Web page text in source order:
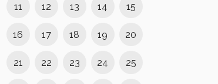
11 12 13 14 15
16 17 18 19 20
21 22 23 24 25